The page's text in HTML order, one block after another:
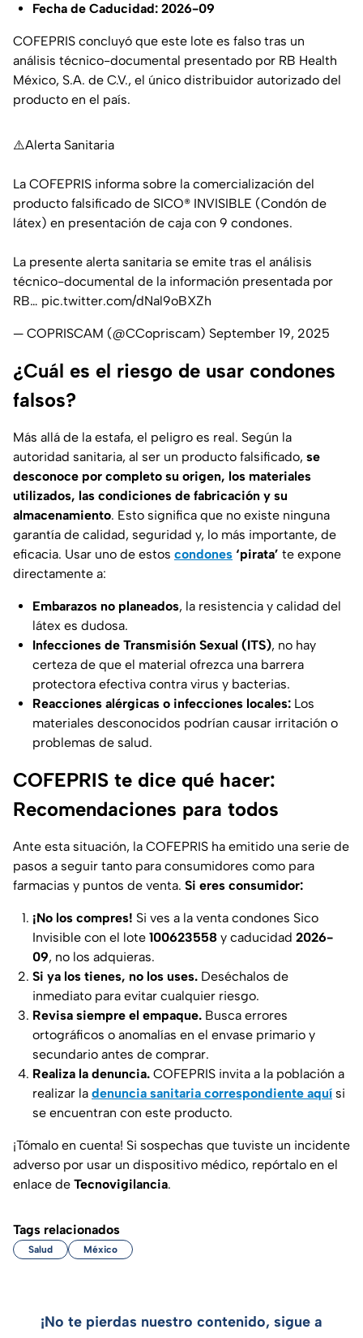
Fecha de Caducidad: 2026-09
COFEPRIS concluyó que este lote es falso tras un
análisis técnico-documental presentado por RB Health
México, S.A. de C.V., el único distribuidor autorizado del
producto en el país.
⚠️Alerta Sanitaria
La COFEPRIS informa sobre la comercialización del
producto falsificado de SICO® INVISIBLE (Condón de
látex) en presentación de caja con 9 condones.
La presente alerta sanitaria se emite tras el análisis
técnico-documental de la información presentada por
RB… pic.twitter.com/dNal9oBXZh
— COPRISCAM (@CCopriscam) September 19, 2025
¿Cuál es el riesgo de usar condones
falsos?
Más allá de la estafa, el peligro es real. Según la
autoridad sanitaria, al ser un producto falsificado, se
desconoce por completo su origen, los materiales
utilizados, las condiciones de fabricación y su
almacenamiento. Esto significa que no existe ninguna
garantía de calidad, seguridad y, lo más importante, de
eficacia. Usar uno de estos condones ‘pirata’ te expone
directamente a:
Embarazos no planeados, la resistencia y calidad del
látex es dudosa.
Infecciones de Transmisión Sexual (ITS), no hay
certeza de que el material ofrezca una barrera
protectora efectiva contra virus y bacterias.
Reacciones alérgicas o infecciones locales: Los
materiales desconocidos podrían causar irritación o
problemas de salud.
COFEPRIS te dice qué hacer:
Recomendaciones para todos
Ante esta situación, la COFEPRIS ha emitido una serie de
pasos a seguir tanto para consumidores como para
farmacias y puntos de venta. Si eres consumidor:
¡No los compres! Si ves a la venta condones Sico
Invisible con el lote 100623558 y caducidad 2026-
09, no los adquieras.
Si ya los tienes, no los uses. Deséchalos de
inmediato para evitar cualquier riesgo.
Revisa siempre el empaque. Busca errores
ortográficos o anomalías en el envase primario y
secundario antes de comprar.
Realiza la denuncia. COFEPRIS invita a la población a
realizar la denuncia sanitaria correspondiente aquí si
se encuentran con este producto.
¡Tómalo en cuenta! Si sospechas que tuviste un incidente
adverso por usar un dispositivo médico, repórtalo en el
enlace de Tecnovigilancia.
Tags relacionados
Salud México
¡No te pierdas nuestro contenido, sigue a